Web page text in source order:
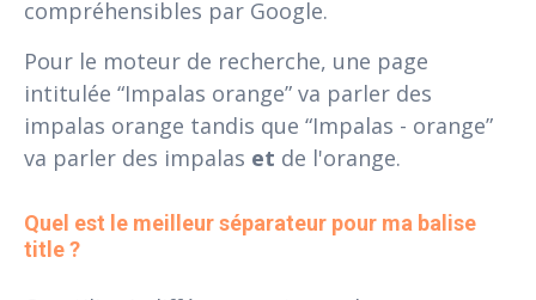
compréhensibles par Google.
Pour le moteur de recherche, une page
intitulée “Impalas orange” va parler des
impalas orange tandis que “Impalas - orange”
va parler des impalas et de l'orange.
Quel est le meilleur séparateur pour ma balise
title ?